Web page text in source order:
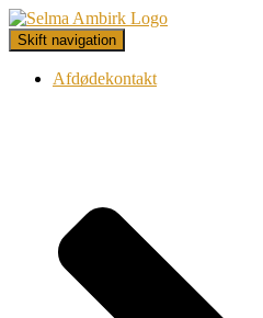
Skift navigation
Afdødekontakt